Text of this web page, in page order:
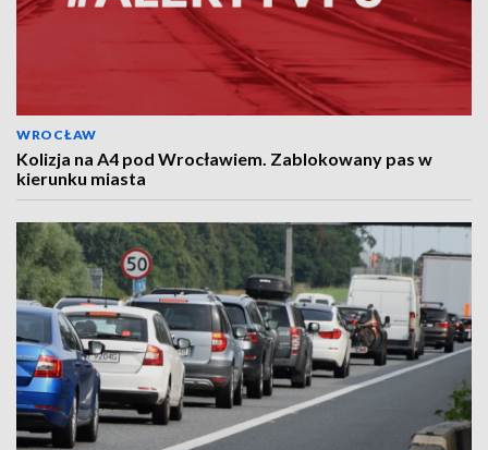
WROCŁAW
Kolizja na A4 pod Wrocławiem. Zablokowany pas w
kierunku miasta